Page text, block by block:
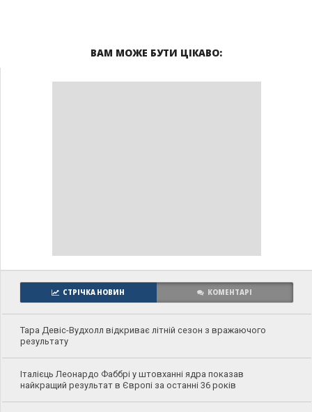
ВАМ МОЖЕ БУТИ ЦІКАВО:
СТРІЧКА НОВИН КОМЕНТАРІ
Тара Девіс-Вудхолл відкриває літній сезон з вражаючого
результату
Італієць Леонардо Фаббрі у штовханні ядра показав
найкращий результат в Європі за останні 36 років